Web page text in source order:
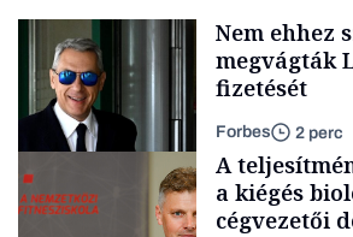
Nem ehhez
megvágták
fizetését
Forbes 2 perc
A
a kiégés
cégvezetői